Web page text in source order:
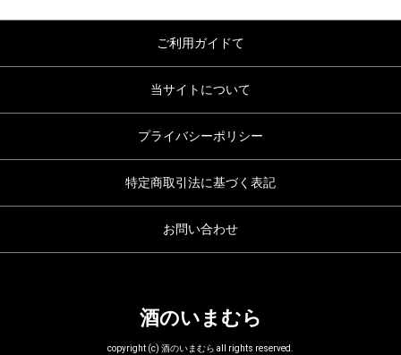
ご利用ガイドて
当サイトについて
プライバシーポリシー
特定商取引法に基づく表記
お問い合わせ
酒のいまむら
copyright (c) 酒のいまむら all rights reserved.